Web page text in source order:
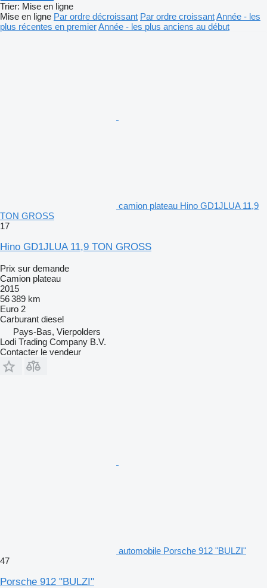
Trier: Mise en ligne
Mise en ligne Par ordre décroissant Par ordre croissantAnnée - les
plus récentes en premierAnnée - les plus anciens au début
camion plateau Hino GD1JLUA 11,9
TON GROSS
17
Hino GD1JLUA 11,9 TON GROSS
Prix sur demande
Camion plateau
2015
56 389 km
Euro 2
Carburant diesel
Pays-Bas, Vierpolders
Lodi Trading Company B.V.
Contacter le vendeur
automobile Porsche 912 "BULZI"
47
Porsche 912 "BULZI"